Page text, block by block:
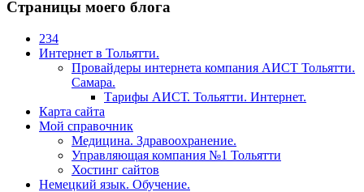
Страницы моего блога
234
Интернет в Тольятти.
Провайдеры интернета компания АИСТ Тольятти.
Самара.
Тарифы АИСТ. Тольятти. Интернет.
Карта сайта
Мой справочник
Медицина. Здравоохранение.
Управляющая компания №1 Тольятти
Хостинг сайтов
Немецкий язык. Обучение.